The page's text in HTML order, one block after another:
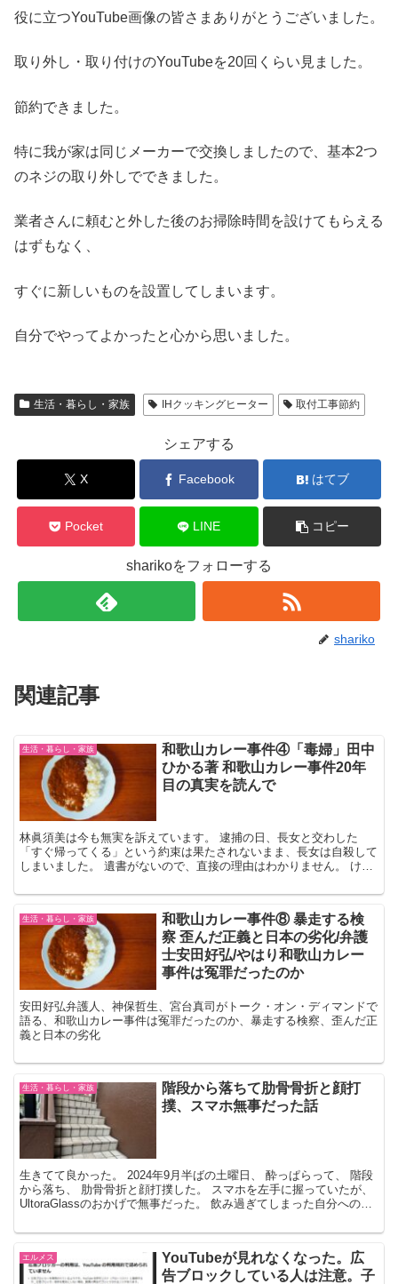
役に立つYouTube画像の皆さまありがとうございました。
取り外し・取り付けのYouTubeを20回くらい見ました。
節約できました。
特に我が家は同じメーカーで交換しましたので、基本2つ
のネジの取り外しでできました。
業者さんに頼むと外した後のお掃除時間を設けてもらえる
はずもなく、
すぐに新しいものを設置してしまいます。
自分でやってよかったと心から思いました。
生活・暮らし・家族 IHクッキングヒーター 取付工事節約
シェアする
X Facebook はてブ
Pocket LINE コピー
sharikoをフォローする
shariko
関連記事
生活・暮らし・家族
和歌山カレー事件④「毒婦」田中
ひかる著 和歌山カレー事件20年
目の真実を読んで
林眞須美は今も無実を訴えています。 逮捕の日、長女と交わした
「すぐ帰ってくる」という約束は果たされないまま、長女は自殺して
しまいました。 遺書がないので、直接の理由はわかりません。 けれ
生活・暮らし・家族
和歌山カレー事件⑧ 暴走する検
察 歪んだ正義と日本の劣化/弁護
士安田好弘/やはり和歌山カレー
事件は冤罪だったのか
安田好弘弁護人、神保哲生、宮台真司がトーク・オン・ディマンドで
語る、和歌山カレー事件は冤罪だったのか、暴走する検察、歪んだ正
義と日本の劣化
生活・暮らし・家族
階段から落ちて肋骨骨折と顔打
撲、スマホ無事だった話
生きてて良かった。 2024年9月半ばの土曜日、 酔っぱらって、 階段
から落ち、 肋骨骨折と顔打撲した。 スマホを左手に握っていたが、
UltoraGlassのおかげで無事だった。 飲み過ぎてしまった自分への猛
エルメス
YouTubeが見れなくなった。広
告ブロックしている人は注意。子